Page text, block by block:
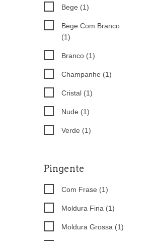
Bege (1)
Bege Com Branco
(1)
Branco (1)
Champanhe (1)
Cristal (1)
Nude (1)
Verde (1)
Pingente
Com Frase (1)
Moldura Fina (1)
Moldura Grossa (1)